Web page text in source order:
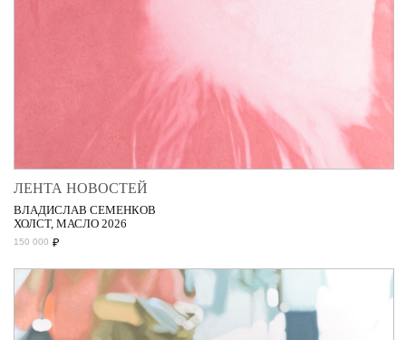
ЛЕНТА НОВОСТЕЙ
ВЛАДИСЛАВ СЕМЕНКОВ
ХОЛСТ, МАСЛО 2026
150 000 ₽